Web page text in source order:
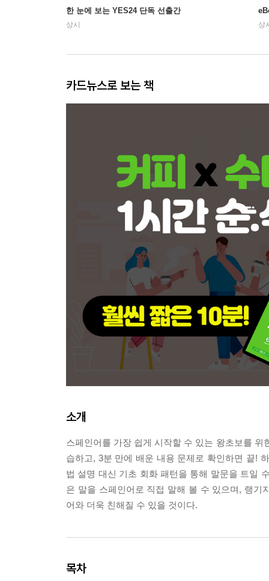
한 눈에 보는 YES24 단독 선출간
상시 상
카드뉴스로 보는 책
소개
스페인어를 가장 쉽게 시작할 수 있는 왕초보를
습하고, 3분 만에 배운 내용 문제로 확인하면 끝!
법 설명 대신 기초 회화 패턴을 통해 말문을 트일
은 말을 스페인어로 직접 말해 볼 수 있으며, 랭기
어와 더욱 친해질 수 있을 것이다.
목차